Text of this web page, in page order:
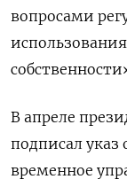
вопросами
В апреле
подписал указ
временное